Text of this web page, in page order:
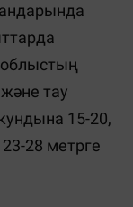
тау
15-20,
28 метрге